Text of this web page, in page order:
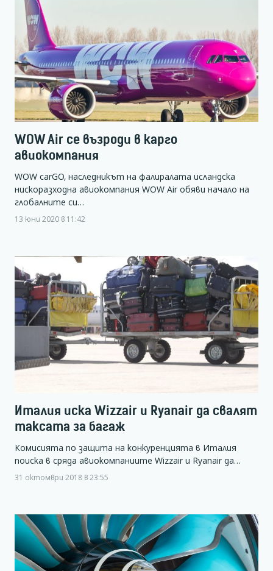
WOW Air се възроди в карго
авиокомпания
WOW carGO, наследникът на фалиралата исландска
нискоразходна авиокомпания WOW Air обяви начало на
глобалните си…
13 юни 2020 в 11:42
Италия иска Wizzair и Ryanair да свалят
таксата за багаж
Комисията по защита на конкуренцията в Италия
поиска в сряда авиокомпаниите Wizzair и Ryanair да…
31 октомври 2018 в 23:55